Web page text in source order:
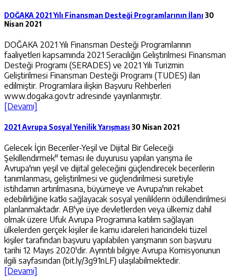
DOĞAKA 2021 Yılı Finansman Desteği Programlarının İlanı 30
Nisan 2021
DOĞAKA 2021 Yılı Finansman Desteği Programlarının
faaliyetleri kapsamında 2021 Seracılığın Geliştirilmesi Finansman
Desteği Programı (SERADES) ve 2021 Yılı Turizmin
Geliştirilmesi Finansman Desteği Programı (TUDES) ilan
edilmiştir. Programlara ilişkin Başvuru Rehberleri
www.dogaka.gov.tr adresinde yayınlanmıştır.
[Devamı]
2021 Avrupa Sosyal Yenilik Yarışması 30 Nisan 2021
Gelecek İçin Beceriler-Yeşil ve Dijital Bir Geleceği
Şekillendirmek" teması ile duyurusu yapılan yarışma ile
Avrupa'nın yeşil ve dijital geleceğini güçlendirecek becerilerin
tanımlanması, geliştirilmesi ve güçlendirilmesi suretiyle
istihdamın artırılmasına, büyümeye ve Avrupa'nın rekabet
edebilirliğine katkı sağlayacak sosyal yeniliklerin ödüllendirilmesi
planlanmaktadır. AB'ye üye devletlerden veya ülkemiz dahil
olmak üzere Ufuk Avrupa Programına katılım sağlayan
ülkelerden gerçek kişiler ile kamu idareleri haricindeki tüzel
kişiler tarafından başvuru yapılabilen yarışmanın son başvuru
tarihi 12 Mayıs 2020'dir. Ayrıntılı bilgiye Avrupa Komisyonunun
ilgili sayfasından (bit.ly/3g91nLF) ulaşılabilmektedir.
[Devamı]